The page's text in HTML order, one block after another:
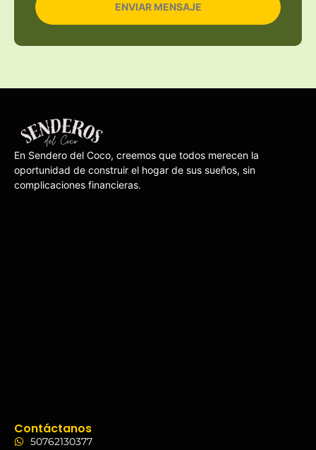
ENVIAR MENSAJE
En Sendero del Coco, creemos que todos ​merecen la
oportunidad de construir el hogar de ​sus sueños, sin
complicaciones financieras.
Contáctanos
50762130377